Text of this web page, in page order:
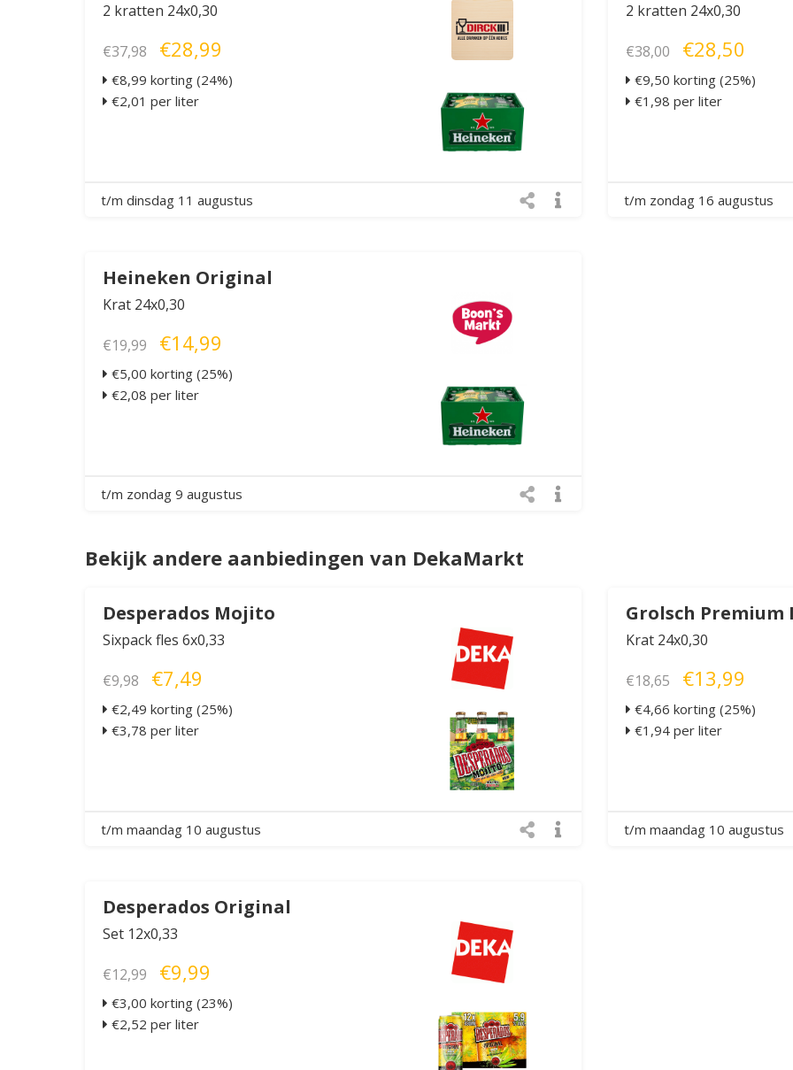
2 kratten 24x0,30
€37,98 €28,99
€8,99 korting (24%)
€2,01 per liter
t/m dinsdag 11 augustus
2 kratten 24x0,30
€38,00 €28,50
€9,50 korting (25%)
€1,98 per liter
t/m zondag 16 augustus
Heineken Original
Krat 24x0,30
€19,99 €14,99
€5,00 korting (25%)
€2,08 per liter
t/m zondag 9 augustus
Bekijk andere aanbiedingen van DekaMarkt
Desperados Mojito
Sixpack fles 6x0,33
€9,98 €7,49
€2,49 korting (25%)
€3,78 per liter
t/m maandag 10 augustus
Grolsch Premium
Krat 24x0,30
€18,65 €13,99
€4,66 korting (25%)
€1,94 per liter
t/m maandag 10 augustus
Desperados Original
Set 12x0,33
€12,99 €9,99
€3,00 korting (23%)
€2,52 per liter